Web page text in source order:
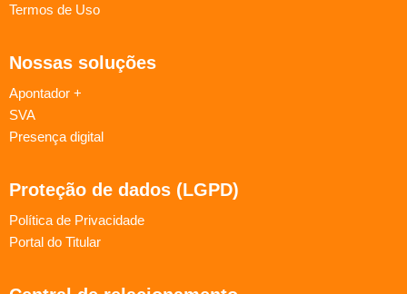
Termos de Uso
Nossas soluções
Apontador +
SVA
Presença digital
Proteção de dados (LGPD)
Política de Privacidade
Portal do Titular